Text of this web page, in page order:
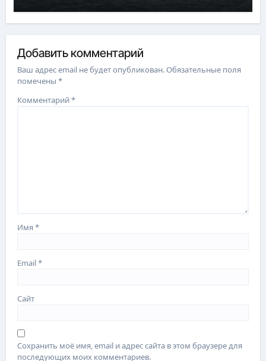
Добавить комментарий
Ваш адрес email не будет опубликован.Обязательные поля
помечены*
Комментарий*
Имя*
Email*
Сайт
Сохранить моё имя, email и адрес сайта в этом браузере для
последующих моих комментариев.